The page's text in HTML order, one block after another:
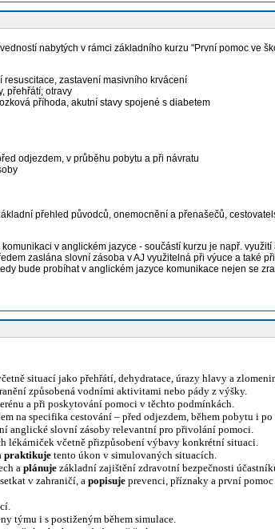
nabytých v rámci základního kurzu "První pomoc ve
zastavení masivního krvácení
přehřátí; otravy
příhoda, akutní stavy spojené s diabetem
odjezdem, v průběhu pobytu a při návratu
přehled původců, onemocnění a přenašečů,
v anglickém jazyce - součástí kurzu je např.
zaslána slovní zásoba v AJ využitelná při výuce a také
bude probíhat v anglickém jazyce komunikace nejen se
situací jako přehřátí, dehydratace, úrazy hlavy a
způsobená vodními aktivitami nebo pády z výšky.
a při poskytování pomoci v těchto podmínkách.
na specifika cestování – před odjezdem, během pobytu i po
anglické slovní zásoby relevantní pro přivolání pomoci.
lékárniček včetně přizpůsobení výbavy konkrétní situaci.
praktikuje tento úkon v simulovaných situacích.
a plánuje základní zajištění zdravotní bezpečnosti
v zahraničí, a popisuje prevenci, příznaky a první
týmu i s postiženým během simulace.